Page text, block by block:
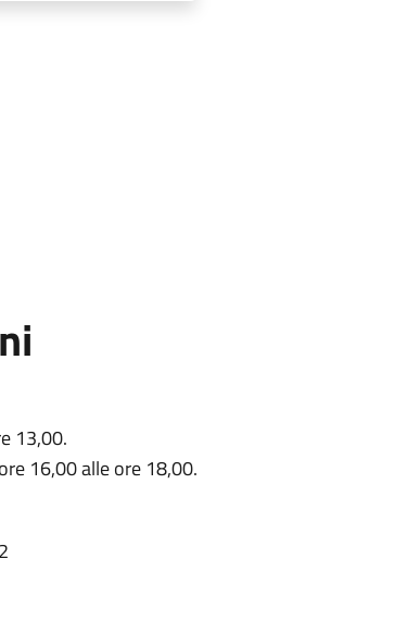
13,00.
16,00 alle ore 18,00.